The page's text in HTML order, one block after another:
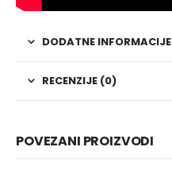
DODATNE INFORMACIJE
RECENZIJE (0)
POVEZANI PROIZVODI